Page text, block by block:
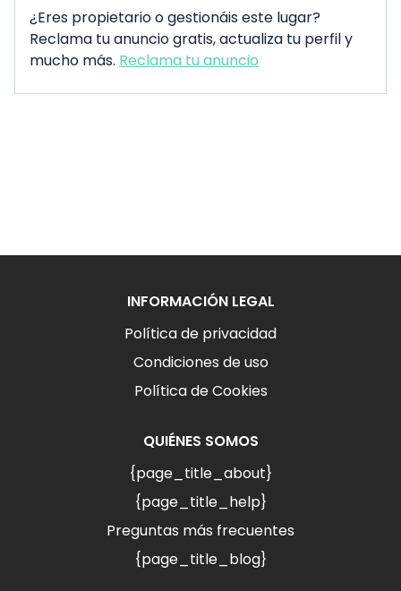
¿Eres propietario o gestionáis este lugar?
Reclama tu anuncio gratis, actualiza tu perfil y
mucho más. Reclama tu anuncio
INFORMACIÓN LEGAL
Política de privacidad
Condiciones de uso
Política de Cookies
QUIÉNES SOMOS
{page_title_about}
{page_title_help}
Preguntas más frecuentes
{page_title_blog}